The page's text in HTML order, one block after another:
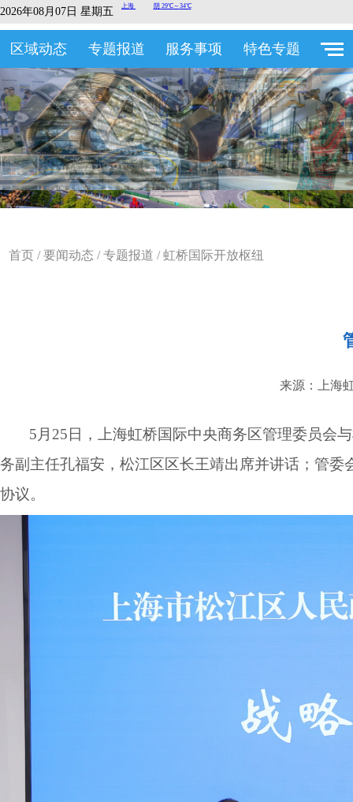
2026年08月07日 星期五
区域动态 专题报道 服务事项 特色专题
首页 /要闻动态 /专题报道 /虹桥国际开放枢纽
来源：上海
5月25日，上海虹桥国际中央商务区管理委员会
务副主任孔福安，松江区区长王靖出席并讲话；管
协议。